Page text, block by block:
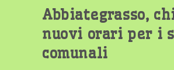
Abbiategrasso,
nuovi orari per i
comunali